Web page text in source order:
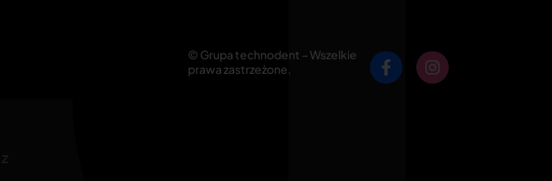
© Grupa technodent – Wszelkie
prawa zastrzeżone.